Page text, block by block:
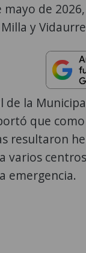
mayo de
Milla y
de la
que
resultaron
varios
emergencia.